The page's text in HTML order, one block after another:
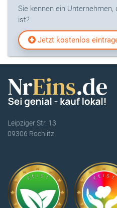
Sie kennen ein
ist?
Jetzt kostenlos
Leipziger Str. 13
09306 Rochlitz